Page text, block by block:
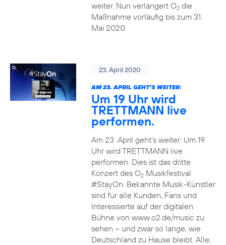
weiter. Nun verlängert O2die
Maßnahme vorläufig bis zum 31.
Mai 2020.
23. April 2020
AM 23. APRIL GEHT’S WEITER:
Um 19 Uhr wird
TRETTMANN live
performen.
Am 23. April geht’s weiter: Um 19
Uhr wird TRETTMANN live
performen. Dies ist das dritte
Konzert des O2Musikfestival
#StayOn. Bekannte Musik-Künstler
sind für alle Kunden, Fans und
Interessierte auf der digitalen
Bühne von www.o2.de/music zu
sehen – und zwar so lange, wie
Deutschland zu Hause bleibt. Alle,